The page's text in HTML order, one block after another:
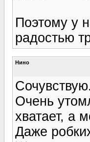
Поэтому у
радостью
Нино
Сочувствую.
Очень
хватает, а
Даже